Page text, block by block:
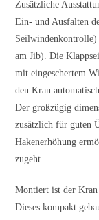
Zusätzliche
Ein- und Ausfalten
Seilwindenkontrolle)
am Jib). Die
mit eingeschertem
den Kran
Der großzügig
zusätzlich für guten
Hakenerhöhung
zugeht.
Montiert ist der
Dieses kompakt